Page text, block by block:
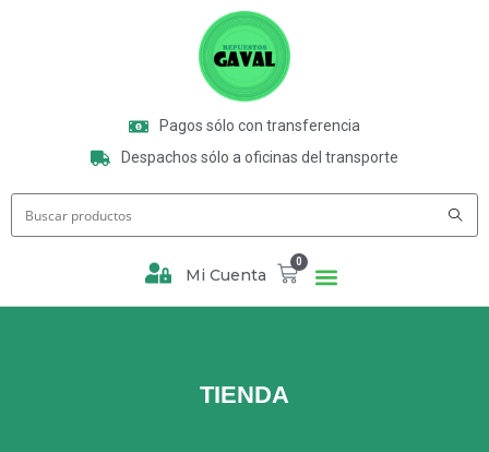
Pagos sólo con transferencia
Despachos sólo a oficinas del transporte
Mi Cuenta
0
TIENDA